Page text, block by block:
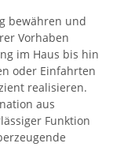
bewähren und
Vorhaben
im Haus bis hin
oder Einfahrten
realisieren.
aus
Funktion